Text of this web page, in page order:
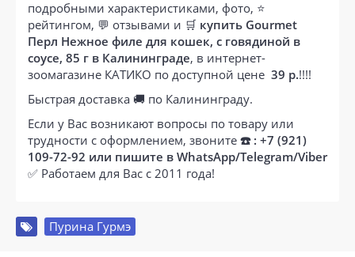
подробными характеристиками, фото, ⭐
рейтингом, 💬 отзывами и 🛒 купить Gourmet
Перл Нежное филе для кошек, с говядиной в
соусе, 85 г в Калининграде, в интернет-
зоомагазине КАТИКО по доступной цене 39 р.!!!!
Быстрая доставка 🚚 по Калининграду.
Если у Вас возникают вопросы по товару или
трудности с оформлением, звоните ☎️ : +7 (921)
109-72-92 или пишите в WhatsApp/Telegram/Viber
✅ Работаем для Вас с 2011 года!
Пурина Гурмэ